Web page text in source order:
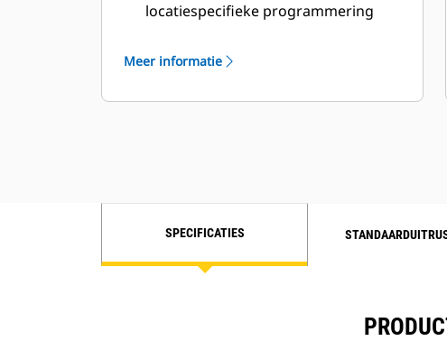
locatiespecifieke programmering
Meer informatie
SPECIFICATIES